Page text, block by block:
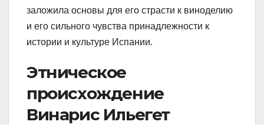
заложила основы для его страсти к виноделию
и его сильного чувства принадлежности к
истории и культуре Испании.
Этническое
происхождение
Винарис Ильегет